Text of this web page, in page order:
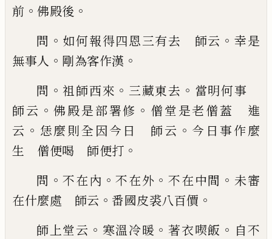
前 。 佛殿後 。
問 。 如何報得四恩三有去 師云 。 幸是
無事人 。 剛為客作漢 。
問 。 祖師西來 。 三藏東去 。 當明何事
師云 。佛殿是部署修 。 僧堂是老僧蓋 進
云 。 恁麼則全因今日 師云 。 今日 事作麼
生 僧便喝 師便打 。
問 。不在內 。不在外 。不在中間 。 未審
在什麼處 師云 。 番國皮裘八百價 。
師上堂云 。 寒溫冷暖 。著衣喫飯 。 自不